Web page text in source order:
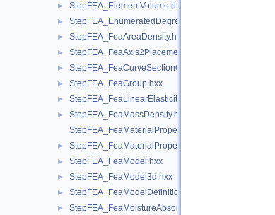
► StepFEA_ElementVolume.hxx
► StepFEA_EnumeratedDegreeOfFreedom.hxx
► StepFEA_FeaAreaDensity.hxx
► StepFEA_FeaAxis2Placement3d.hxx
► StepFEA_FeaCurveSectionGeometricRelationship.hxx
► StepFEA_FeaGroup.hxx
► StepFEA_FeaLinearElasticity.hxx
►
StepFEA_FeaMassDensity.hxx
StepFEA_FeaMaterialPropertyRepresentation.hxx
► StepFEA_FeaMaterialPropertyRepresentationItem.hxx
► StepFEA_FeaModel.hxx
► StepFEA_FeaModel3d.hxx
► StepFEA_FeaModelDefinition.hxx
► StepFEA_FeaMoistureAbsorption.hxx